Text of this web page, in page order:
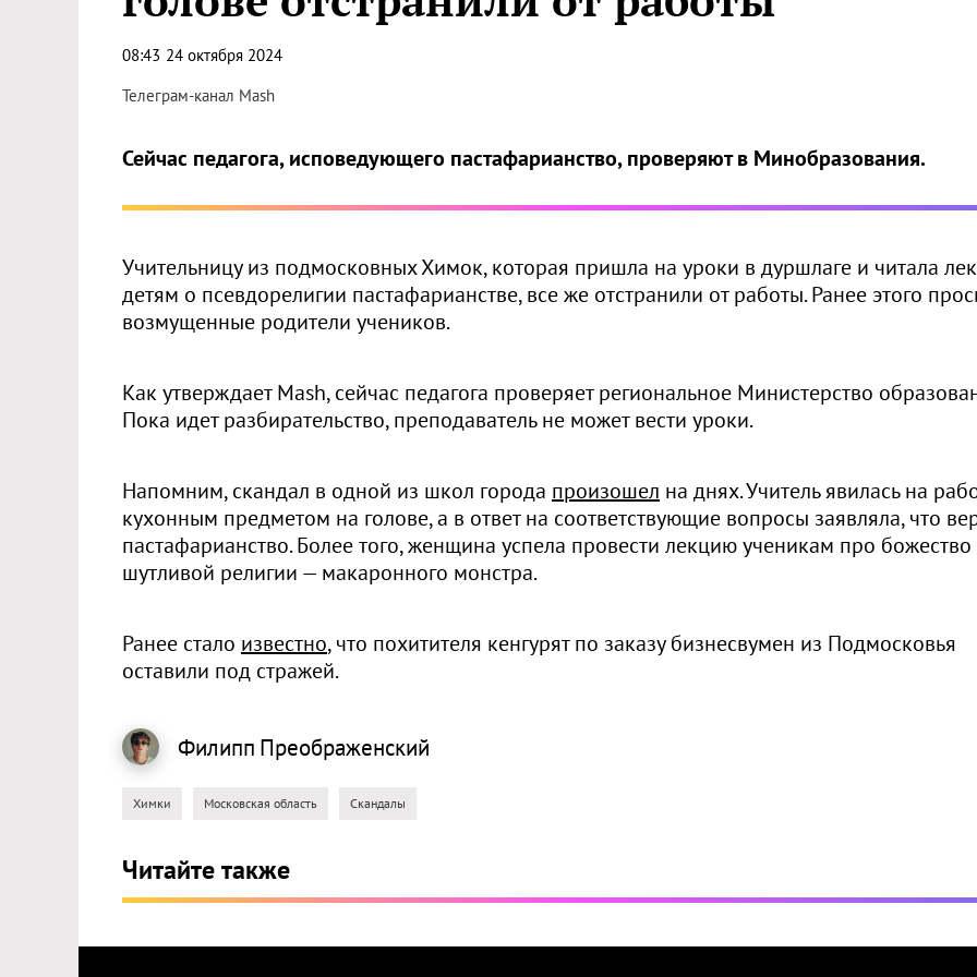
08:43 24 октября 2024
Телеграм-канал Мash
Сейчас педагога, исповедующего пастафарианство, проверяют в Минобразования.
Учительницу из подмосковных Химок, которая пришла на уроки в дуршлаге и читала
детям о псевдорелигии пастафарианстве, все же отстранили от работы. Ранее этого
возмущенные родители учеников.
Как утверждает Mash, сейчас педагога проверяет региональное Министерство
Пока идет разбирательство, преподаватель не может вести уроки.
Напомним, скандал в одной из школ города произошел на днях. Учитель явилась на
кухонным предметом на голове, а в ответ на соответствующие вопросы заявляла, что
пастафарианство. Более того, женщина успела провести лекцию ученикам про божество
шутливой религии — макаронного монстра.
Ранее стало известно, что похитителя кенгурят по заказу бизнесвумен из Подмосковья
оставили под стражей.
Филипп Преображенский
Химки Московская область Скандалы
Читайте также